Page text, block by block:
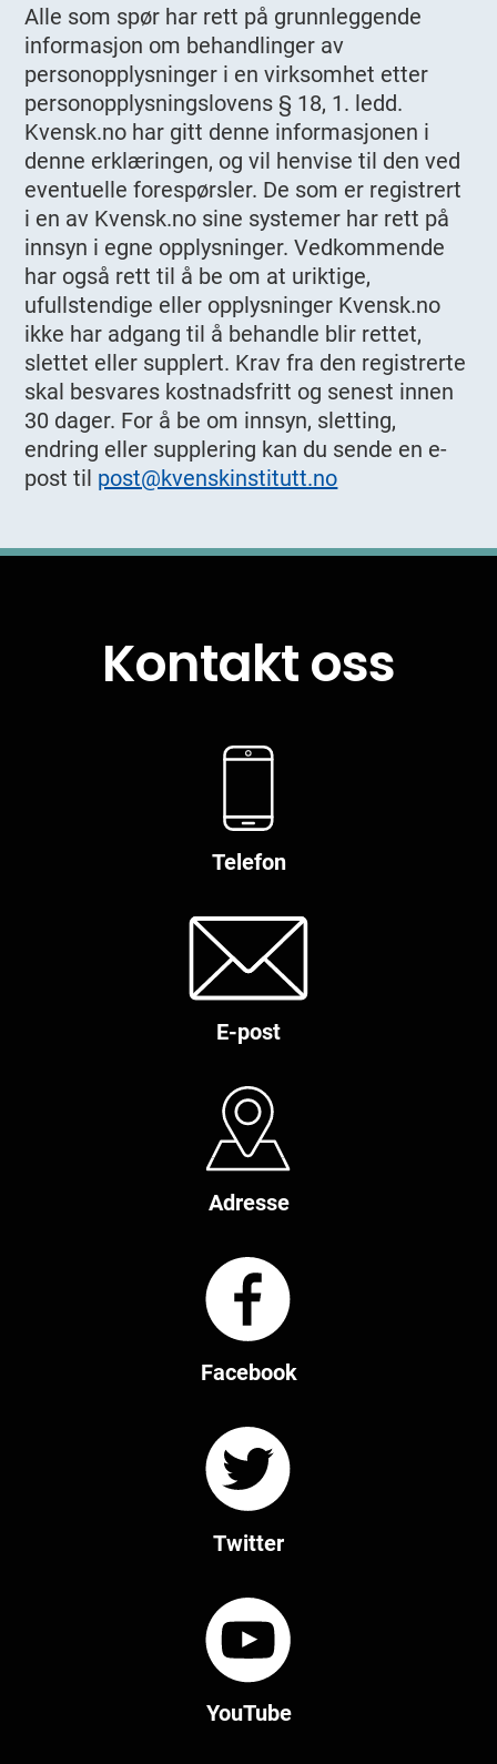
Alle som spør har rett på grunnleggende
informasjon om behandlinger av
personopplysninger i en virksomhet etter
personopplysningslovens § 18, 1. ledd.
Kvensk.no har gitt denne informasjonen i
denne erklæringen, og vil henvise til den ved
eventuelle forespørsler. De som er registrert
i en av Kvensk.no sine systemer har rett på
innsyn i egne opplysninger. Vedkommende
har også rett til å be om at uriktige,
ufullstendige eller opplysninger Kvensk.no
ikke har adgang til å behandle blir rettet,
slettet eller supplert. Krav fra den registrerte
skal besvares kostnadsfritt og senest innen
30 dager. For å be om innsyn, sletting,
endring eller supplering kan du sende en e-
post til post@kvenskinstitutt.no
Kontakt oss
Telefon
E-post
Adresse
Facebook
Twitter
YouTube